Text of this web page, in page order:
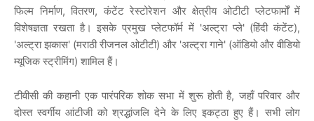
फिल्म निर्माण,वितरण, कंटेंट रेस्टोरेशन और क्षेत्रीय ओटीटी प्लेटफार्मों में
विशेषज्ञता रखता है। इसके प्रमुख प्लेटफॉर्म में'अल्ट्रा प्ले' (हिंदी कंटेंट),
'अल्ट्रा झकास' (मराठी रीजनल ओटीटी) और 'अल्ट्रा गाने' (ऑडियो और वीडियो
म्यूजिक स्ट्रीमिंग) शामिल हैं।
टीवीसी की कहानी एक पारंपरिक शोक सभा में शुरू होती है, जहाँ परिवार और
दोस्त स्वर्गीय आंटीजी को श्रद्धांजलि देने के लिए इकट्ठा हुए हैं। सभी लोग